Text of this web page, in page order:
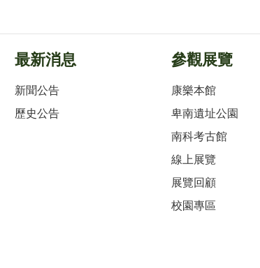
最新消息
新聞公告
歷史公告
參觀展覽
康樂本館
卑南遺址公園
南科考古館
線上展覽
展覽回顧
校園專區